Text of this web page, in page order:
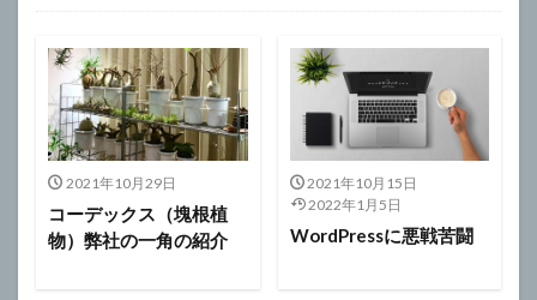
Uncategorized
2021年10月29日
コーデックス（塊根植
物）弊社の一角の紹介
2021年10月15日
2022年1月5日
WordPressに悪戦苦闘